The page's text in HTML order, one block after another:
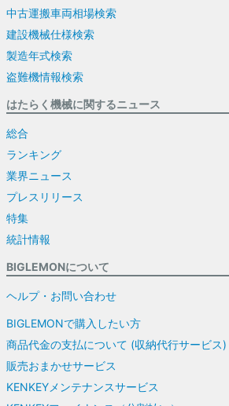
中古運搬車両相場検索
建設機械仕様検索
製造年式検索
盗難機情報検索
はたらく機械に関するニュース
総合
ランキング
業界ニュース
プレスリリース
特集
統計情報
BIGLEMONについて
ヘルプ・お問い合わせ
BIGLEMONで購入したい方
商品代金の支払について (収納代行サービス)
販売おまかせサービス
KENKEYメンテナンスサービス